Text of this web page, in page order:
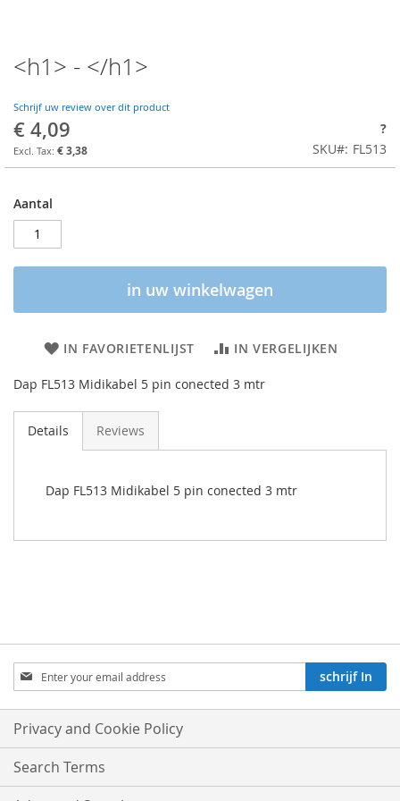
<h1> - </h1>
Schrijf uw review over dit product
€ 4,09
€ 3,38
?
SKU
FL513
Aantal
in uw winkelwagen
IN FAVORIETENLIJST IN VERGELIJKEN
Dap FL513 Midikabel 5 pin conected 3 mtr
Details Reviews
Dap FL513 Midikabel 5 pin conected 3 mtr
Aboneren
op
onze
nieuwsbrief:
schrijf In
Privacy and Cookie Policy
Search Terms